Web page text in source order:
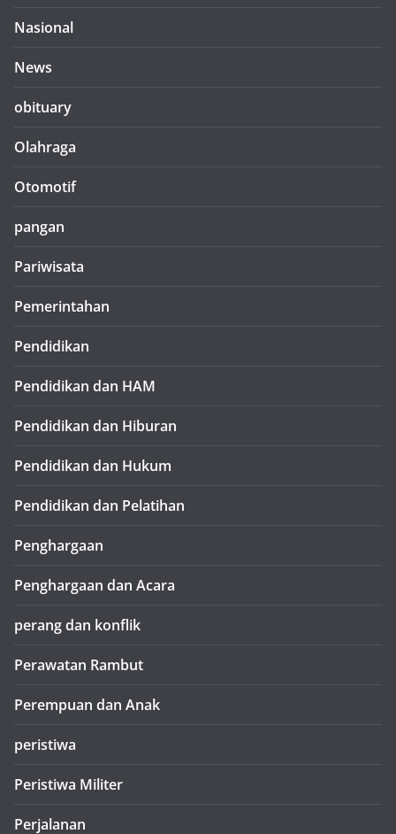
Nasional
News
obituary
Olahraga
Otomotif
pangan
Pariwisata
Pemerintahan
Pendidikan
Pendidikan dan HAM
Pendidikan dan Hiburan
Pendidikan dan Hukum
Pendidikan dan Pelatihan
Penghargaan
Penghargaan dan Acara
perang dan konflik
Perawatan Rambut
Perempuan dan Anak
peristiwa
Peristiwa Militer
Perjalanan